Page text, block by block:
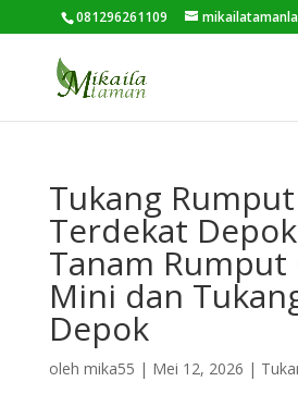
081296261109
Tukang Rumput
Terdekat Depok
Tanam Rumput
Mini dan
Depok
oleh mika55 | Mei 12, 2026 |